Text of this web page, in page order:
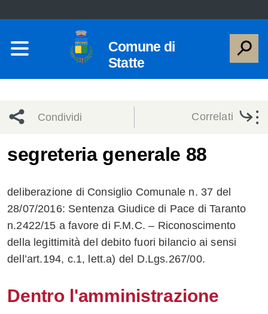
Comune di
Statte
Condividi
network
Condividi
Condividi
Facebook
su
Twitter
Condividi
su
Facebook
Condividi
su
Whatsapp
Correlati
segreteria generale 88
deliberazione di Consiglio Comunale n. 37 del
28/07/2016: Sentenza Giudice di Pace di Taranto
n.2422/15 a favore di F.M.C. – Riconoscimento
della legittimità del debito fuori bilancio ai sensi
dell’art.194, c.1, lett.a) del D.Lgs.267/00.
Dentro l'amministrazione